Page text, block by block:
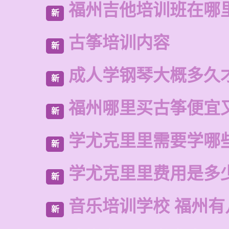
新 福州吉他培训班在哪
新 古筝培训内容
新 成人学钢琴大概多久
新 福州哪里买古筝便宜
新 学尤克里里需要学哪
新 学尤克里里费用是多
新 音乐培训学校 福州